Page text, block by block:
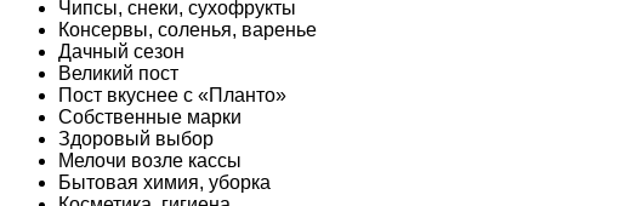
Чипсы, снеки, сухофрукты
Консервы, соленья, варенье
Дачный сезон
Великий пост
Пост вкуснее с «Планто»
Собственные марки
Здоровый выбор
Мелочи возле кассы
Бытовая химия, уборка